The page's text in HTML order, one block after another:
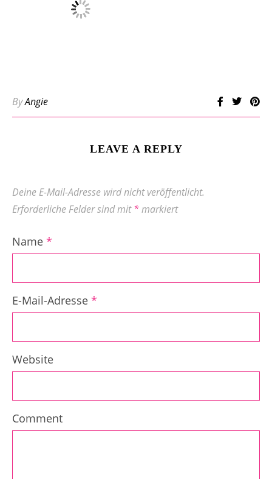
ByAngie
LEAVE A REPLY
Deine E-Mail-Adresse wird nicht veröffentlicht.
Erforderliche Felder sind mit*markiert
Name *
E-Mail-Adresse *
Website
Comment